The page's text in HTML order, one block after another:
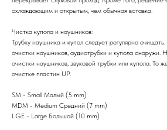
охлаждающим и открытым, чем обычная вставка.
Чистка купола и наушников:
Трубку наушника и купол следует регулярно
очистки наушников, аудиотрубки и купола снаружи.
очистки наушников, звуковой трубки или купола. То
очистке пластин UP.
SM - Small Малый (5 mm)
MDM - Medium Средний (7 mm)
LGE - Large Большой (10 mm)